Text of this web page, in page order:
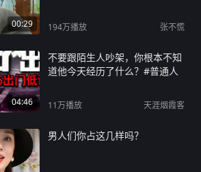
00:29 194万播放 张不慌
04:46
不要跟陌生人吵架，你根本不知
道他今天经历了什么？#普通人
11万播放 天涯烟霞客
男人们你占这几样吗？